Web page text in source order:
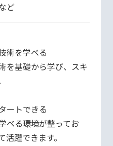
ど
術を学べる
を基礎から学び、スキ
ートできる
べる環境が整ってお
躍できます。